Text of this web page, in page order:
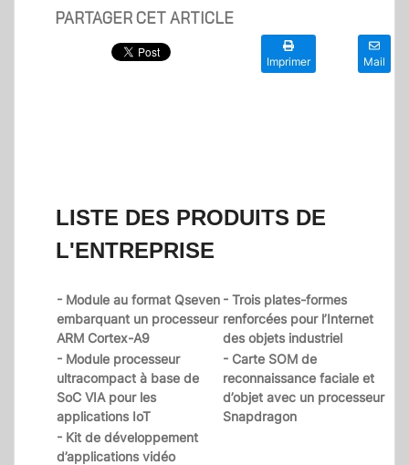
PARTAGER CET ARTICLE
Imprimer Mail
LISTE DES PRODUITS DE
L'ENTREPRISE
- Module au format Qseven
embarquant un processeur
ARM Cortex-A9
- Trois plates-formes
renforcées pour l’Internet
des objets industriel
- Module processeur
ultracompact à base de
SoC VIA pour les
applications IoT
- Carte SOM de
reconnaissance faciale et
d’objet avec un processeur
Snapdragon
- Kit de développement
d’applications vidéo